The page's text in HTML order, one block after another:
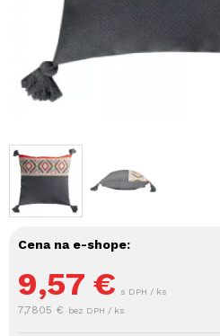
Cena na e-shope:
9,57 € s DPH / ks
7,7805 € bez DPH / ks